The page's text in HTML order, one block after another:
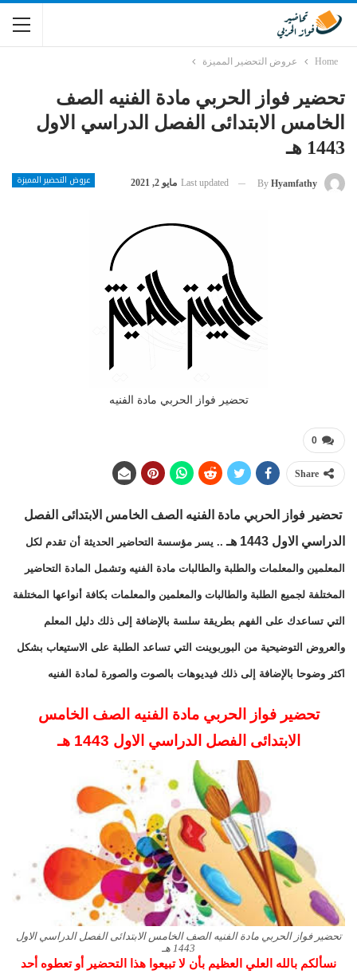
Home عروض التحضير المميزة
تحضير فواز الحربي مادة الفنيه الصف
الخامس الابتدائى الفصل الدراسي الاول
1443 هـ
عروض التحضير المميزة By Hyamfathy
Last updated مايو 2, 2021
تحضير فواز الحربي مادة الفنيه
0
Share
تحضير فواز الحربي مادة الفنيه الصف الخامس الابتدائى الفصل
الدراسي الاول 1443 هـ
.. يسر مؤسسة التحاضير الحديثة أن تقدم لكل
المعلمين والمعلمات والطلبة والطالبات مادة الفنيه وتشمل المادة التحاضير
المختلفة لجميع الطلبة والطالبات والمعلمين والمعلمات بكافة أنواعها المختلفة
التي تساعدك على الفهم بطريقة سلسة بالإضافة إلى ذلك دليل المعلم
والعروض التوضيحية من البوربوينت التي تساعد الطلبة على الاستيعاب بشكل
اكثر وضوحا بالإضافة إلى ذلك فيديوهات بالصوت والصورة لمادة الفنيه
تحضير فواز الحربي مادة الفنيه الصف الخامس
الابتدائى الفصل الدراسي الاول 1443 هـ
تحضير فواز الحربي مادة الفنيه الصف الخامس الابتدائى الفصل الدراسي الاول
1443 هـ
نسألكم بالله العلي العظيم بأن لا تبيعوا هذا التحضير أو تعطوه أحد